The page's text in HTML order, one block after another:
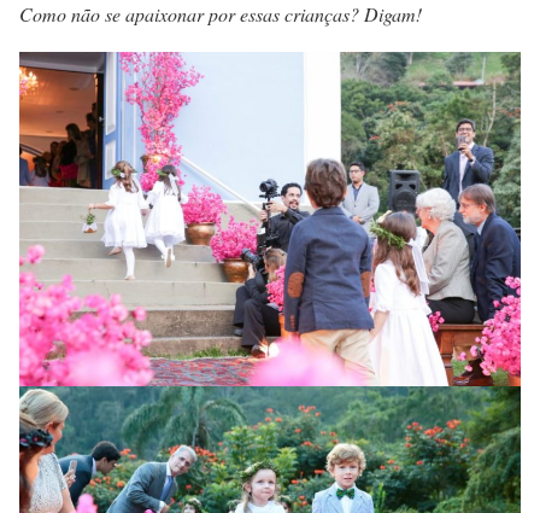
Como não se apaixonar por essas crianças? Digam!